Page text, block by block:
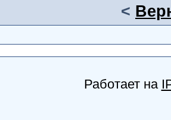
<
Работает на